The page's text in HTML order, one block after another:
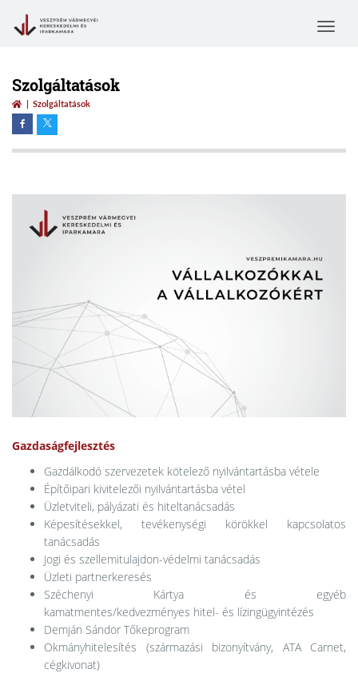
Toggle
Szolgáltatások
Szolgáltatások
Gazdaságfejlesztés
Gazdálkodó szervezetek kötelező nyilvántartásba vétele
Építőipari kivitelezői nyilvántartásba vétel
Üzletviteli, pályázati és hiteltanácsadás
Képesítésekkel, tevékenységi körökkel kapcsolatos
tanácsadás
Jogi és szellemitulajdon-védelmi tanácsadás
Üzleti partnerkeresés
Széchenyi Kártya és egyéb
kamatmentes/kedvezményes hitel- és lízingügyintézés
Demján Sándor Tőkeprogram
Okmányhitelesítés (származási bizonyítvány, ATA Carnet,
cégkivonat)